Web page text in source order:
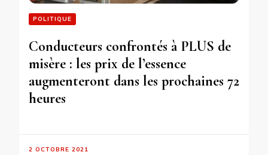
POLITIQUE
Conducteurs confrontés à PLUS de
misère : les prix de l’essence
augmenteront dans les prochaines 72
heures
2 OCTOBRE 2021